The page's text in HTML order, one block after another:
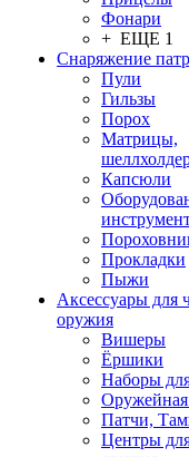
Фонари
+ ЕЩЕ 1
Снаряжение
Пули
Гильзы
Порох
Матрицы,
Капсюли
Прокладки
Пыжи
Аксессуары для
оружия
Вишеры
Ёршики
Наборы
Патчи,
Центры